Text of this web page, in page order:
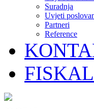
Suradnja
Uvjeti
Partneri
Reference